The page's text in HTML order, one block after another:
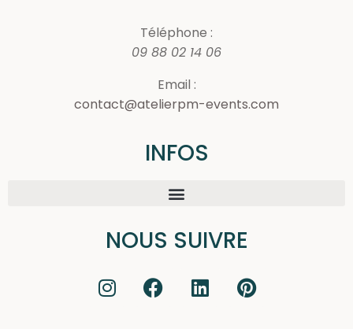
Téléphone :
09 88 02 14 06
Email :
contact@atelierpm-events.com
INFOS
NOUS SUIVRE